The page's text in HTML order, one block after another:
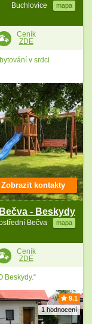
Buchlovice mapa
Ceník
ZDE
v srdci
- Beskydy
Bečva mapa
Zobrazit kontakty
Ceník
ZDE
Beskydy.“
9.1
1 hodnocení